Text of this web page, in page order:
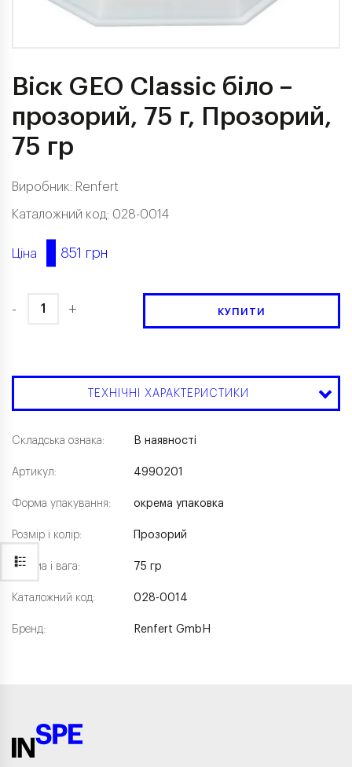
Віск GEO Classic біло –
прозорий, 75 г, Прозорий,
75 гр
Виробник: Renfert
Каталожний код: 028-0014
Ціна 851 грн
- + КУПИТИ
ТЕХНІЧНІ ХАРАКТЕРИСТИКИ
Складська ознака:
Артикул:
Форма упакування:
Розмір і колір:
Форма і вага:
Каталожний код:
Бренд:
В наявності
4990201
окрема упаковка
Прозорий
75 гр
028-0014
Renfert GmbH